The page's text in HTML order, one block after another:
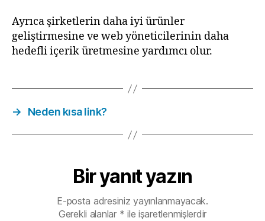
Ayrıca şirketlerin daha iyi ürünler
geliştirmesine ve web yöneticilerinin daha
hedefli içerik üretmesine yardımcı olur.
→ Neden kısa link?
Bir yanıt yazın
E-posta adresiniz yayınlanmayacak.
Gerekli alanlar * ile işaretlenmişlerdir